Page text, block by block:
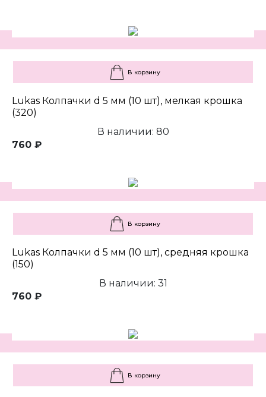
В корзину
Lukas Колпачки d 5 мм (10 шт), мелкая крошка
(320)
В наличии: 80
760 ₽
В корзину
Lukas Колпачки d 5 мм (10 шт), средняя крошка
(150)
В наличии: 31
760 ₽
В корзину